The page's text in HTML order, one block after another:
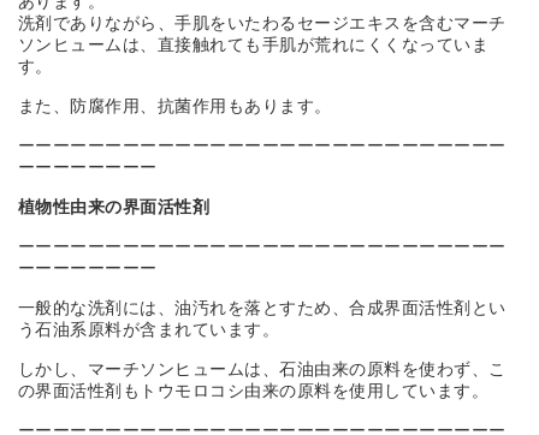
洗剤でありながら、手肌をいたわるセージエキスを含むマーチ
ソンヒュームは、直接触れても手肌が荒れにくくなっていま
す。
また、防腐作用、抗菌作用もあります。
ーーーーーーーーーーーーーーーーーーーーーーーーーーーー
ーーーーーーーー
植物性由来の界面活性剤
ーーーーーーーーーーーーーーーーーーーーーーーーーーーー
ーーーーーーーー
一般的な洗剤には、油汚れを落とすため、合成界面活性剤とい
う石油系原料が含まれています。
しかし、マーチソンヒュームは、石油由来の原料を使わず、こ
の界面活性剤もトウモロコシ由来の原料を使用しています。